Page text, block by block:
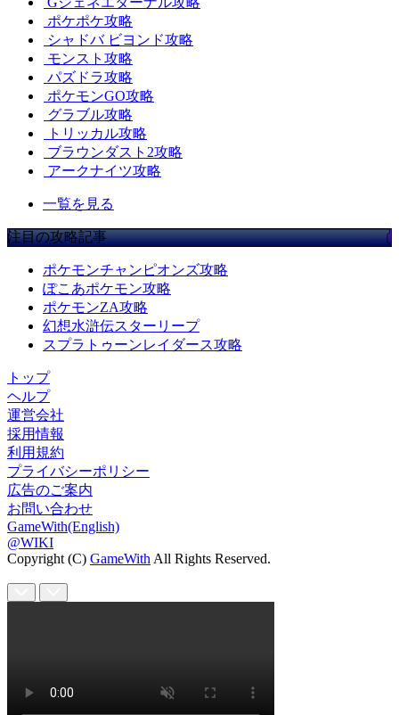
ポケポケ攻略
シャドバ ビヨンド攻略
モンスト攻略
パズドラ攻略
ポケモンGO攻略
グラブル攻略
トリッカル攻略
ブラウンダスト2攻略
アークナイツ攻略
一覧を見る
注目の攻略記事
ポケモンチャンピオンズ攻略
ぽこあポケモン攻略
ポケモンZA攻略
幻想水滸伝スターリープ
スプラトゥーンレイダース攻略
トップ
ヘルプ
運営会社
採用情報
利用規約
プライバシーポリシー
広告のご案内
お問い合わせ
GameWith(English)
@WIKI
Copyright (C) GameWith All Rights Reserved.